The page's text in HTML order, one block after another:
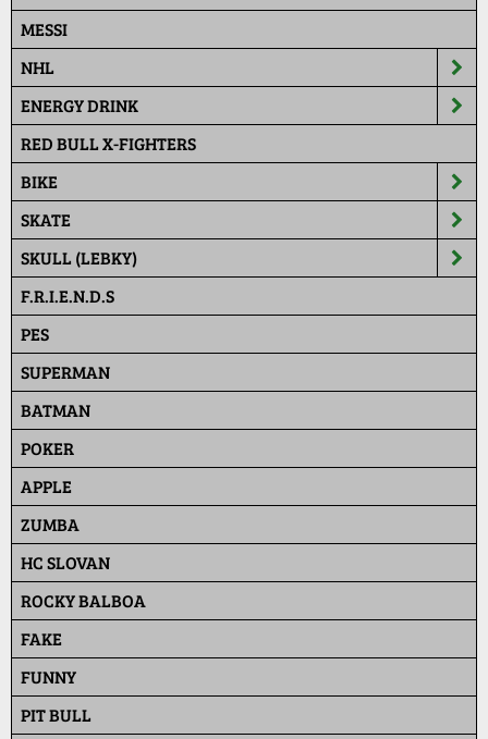
MESSI
NHL
ENERGY DRINK
RED BULL X-FIGHTERS
BIKE
SKATE
SKULL (LEBKY)
F.R.I.E.N.D.S
PES
SUPERMAN
BATMAN
POKER
APPLE
ZUMBA
HC SLOVAN
ROCKY BALBOA
FAKE
FUNNY
PIT BULL